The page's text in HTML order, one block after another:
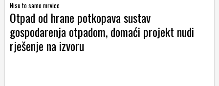
Nisu to samo mrvice
Otpad od hrane potkopava sustav
gospodarenja otpadom, domaći projekt nudi
rješenje na izvoru